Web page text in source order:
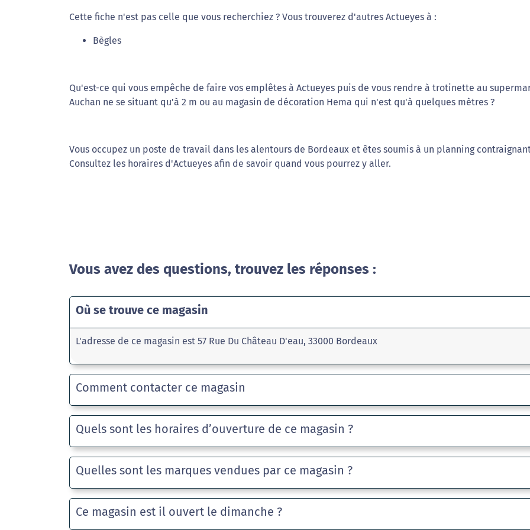
Cette fiche n'est pas celle que vous recherchiez ? Vous trouverez d'autres Actueyes à :
Bègles
Qu'est-ce qui vous empêche de faire vos emplêtes à Actueyes puis de vous rendre à trotinette au
Auchan ne se situant qu'à 2 m ou au magasin de décoration Hema qui n'est qu'à quelques mètres ?
Vous occupez un poste de travail dans les alentours de Bordeaux et êtes soumis à un planning
Consultez les horaires d'Actueyes afin de savoir quand vous pourrez y aller.
Vous avez des questions, trouvez les réponses :
Où se trouve ce magasin
L'adresse de ce magasin est 57 Rue Du Château D'eau, 33000 Bordeaux
Comment contacter ce magasin
Quels sont les horaires d’ouverture de ce magasin ?
Quelles sont les marques vendues par ce magasin ?
Ce magasin est il ouvert le dimanche ?